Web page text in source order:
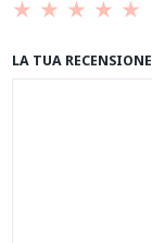
LA TUA RECENSIONE